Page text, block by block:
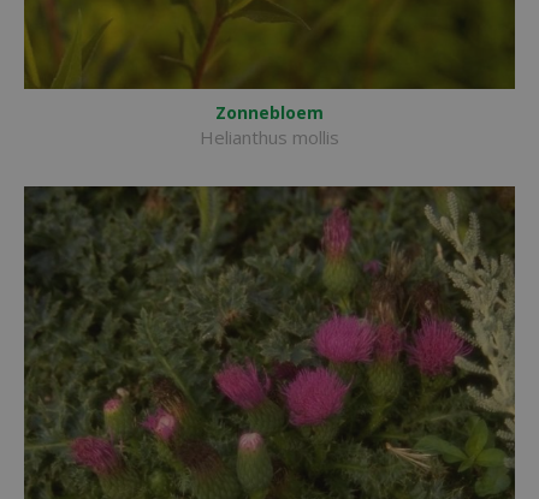
Zonnebloem
Helianthus mollis